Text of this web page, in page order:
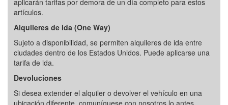
aplicarán tarifas por demora de un día completo para estos
artículos.
Alquileres de ida (One Way)
Sujeto a disponibilidad, se permiten alquileres de ida entre
ciudades dentro de los Estados Unidos. Puede aplicarse una
tarifa de ida.
Devoluciones
Si desea extender el alquiler o devolver el vehículo en una
ubicación diferente, comuníquese con nosotros lo antes